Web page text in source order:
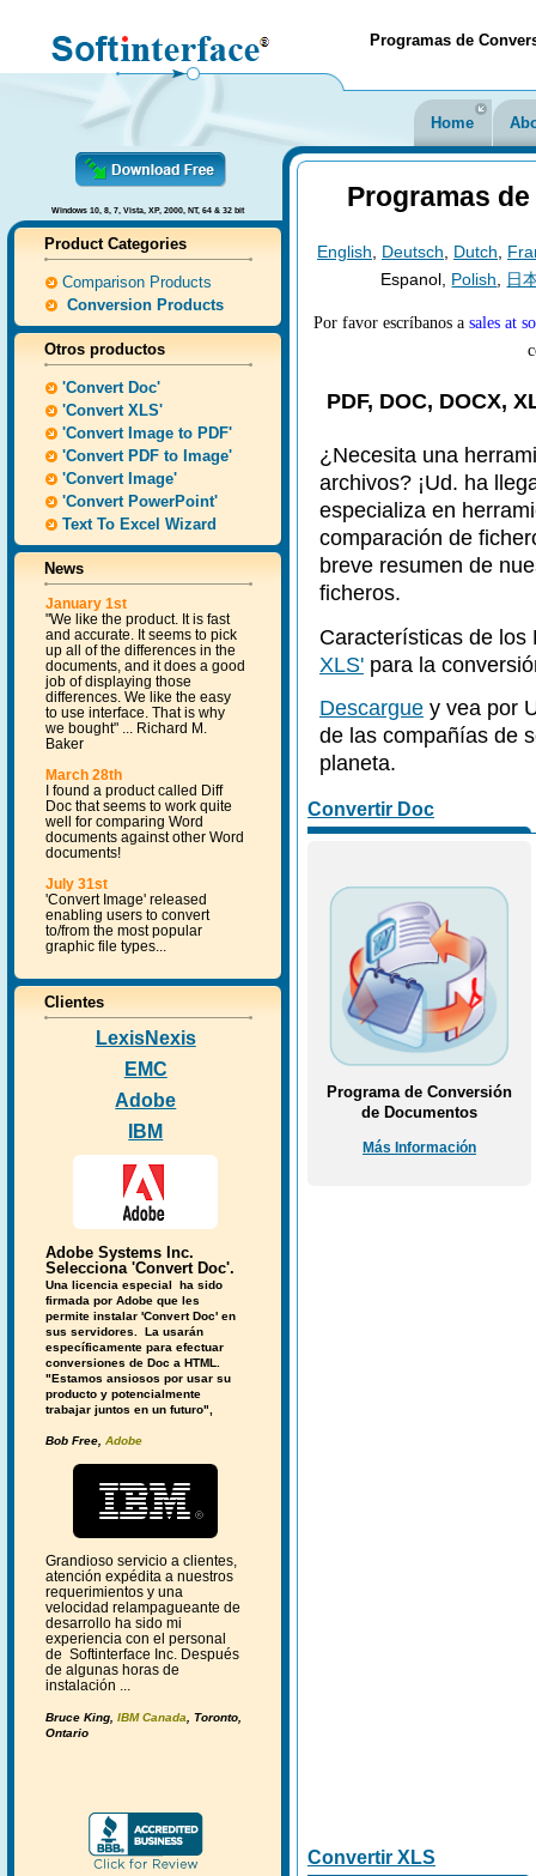
Programas de
Home
Windows 10, 8, 7, Vista, XP, 2000, NT, 64 & 32 bit
Product Categories
Comparison Products
Conversion Products
Otros productos
'Convert Doc'
'Convert XLS'
'Convert Image to PDF'
'Convert PDF to Image'
'Convert Image'
'Convert PowerPoint'
Text To Excel Wizard
News
January 1st
"We like the product. It is fast
and accurate. It seems to pick
up all of the differences in the
documents, and it does a good
job of displaying those
differences. We like the easy
to use interface. That is why
we bought" ... Richard M.
Baker
March 28th
I found a product called Diff
Doc that seems to work quite
well for comparing Word
documents against other Word
documents!
July 31st
'Convert Image' released
enabling users to convert
to/from the most popular
graphic file types...
Clientes
LexisNexis
EMC
Adobe
IBM
Adobe Systems Inc.
Selecciona 'Convert Doc'.
Una licencia especial ha sido
firmada por Adobe que les
permite instalar 'Convert Doc' en
sus servidores. La usarán
específicamente para efectuar
conversiones de Doc a HTML.
"Estamos ansiosos por usar su
producto y potencialmente
trabajar juntos en un futuro",
Bob Free, Adobe
Grandioso servicio a clientes,
atención expédita a nuestros
requerimientos y una
velocidad relampagueante de
desarrollo ha sido mi
experiencia con el personal
de Softinterface Inc. Después
de algunas horas de
instalación ...
Bruce King, IBM Canada , Toronto,
Ontario
Programas
English Deutsch Dutch
Espanol, Polish 日
Por favor escríbanos a sales at
PDF, DOC, DOCX,
¿Necesita una
archivos? ¡Ud. ha
especializa en
comparación de
breve resumen de
ficheros.
Características de
XLS' para la
Descargue y vea por
de las compañías de
planeta.
Convertir Doc
Programa de Conversión
de Documentos
Más Información
Convertir XLS